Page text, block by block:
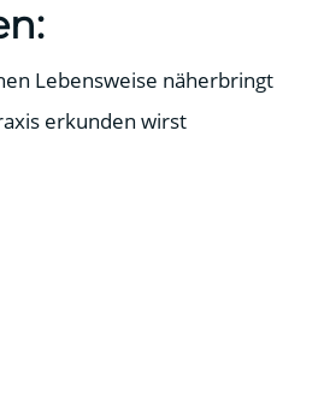
Lebensweise näherbringt
erkunden wirst